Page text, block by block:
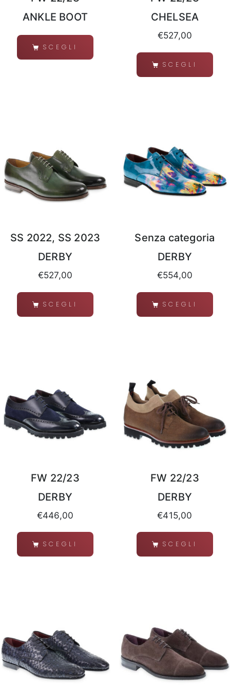
ANKLE BOOT
SCEGLI
CHELSEA
€527,00
SCEGLI
SS 2022, SS 2023
DERBY
€527,00
SCEGLI
Senza categoria
DERBY
€554,00
SCEGLI
FW 22/23
DERBY
€446,00
SCEGLI
FW 22/23
DERBY
€415,00
SCEGLI